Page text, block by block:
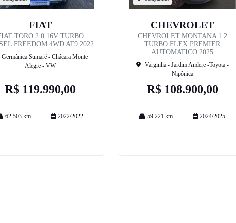
FIAT
TORO 2.0 16V TURBO
FREEDOM 4WD AT9 2022
Germânica Sumaré - Chácara Monte
Alegre - VW
R$ 119.990,00
62.503 km 2022/2022
CHEVROLET
CHEVROLET MONTANA 1.2
TURBO FLEX PREMIER
AUTOMATICO 2025
Varginha - Jardim Andere -Toyota -
Nipônica
R$ 108.900,00
59.221 km 2024/2025